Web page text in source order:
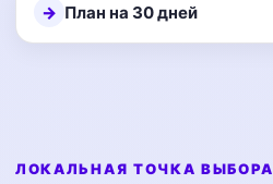
План на 30 дней
ЛОКАЛЬНАЯ ТОЧКА ВЫБОРА